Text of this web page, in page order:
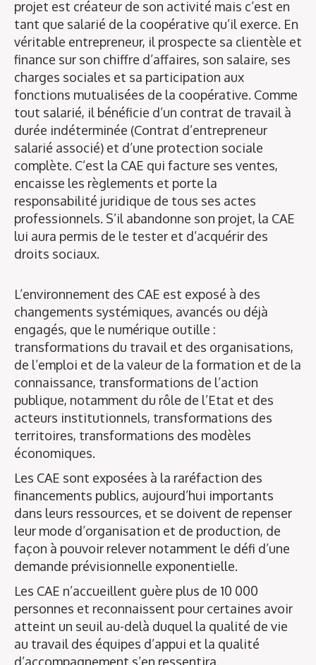
projet est créateur de son activité mais c’est en
tant que salarié de la coopérative qu’il exerce. En
véritable entrepreneur, il prospecte sa clientèle et
finance sur son chiffre d’affaires, son salaire, ses
charges sociales et sa participation aux
fonctions mutualisées de la coopérative. Comme
tout salarié, il bénéficie d’un contrat de travail à
durée indéterminée (Contrat d’entrepreneur
salarié associé) et d’une protection sociale
complète. C’est la CAE qui facture ses ventes,
encaisse les règlements et porte la
responsabilité juridique de tous ses actes
professionnels. S’il abandonne son projet, la CAE
lui aura permis de le tester et d’acquérir des
droits sociaux.
L’environnement des CAE est exposé à des
changements systémiques, avancés ou déjà
engagés, que le numérique outille :
transformations du travail et des organisations,
de l’emploi et de la valeur de la formation et de la
connaissance, transformations de l’action
publique, notamment du rôle de l’Etat et des
acteurs institutionnels, transformations des
territoires, transformations des modèles
économiques.
Les CAE sont exposées à la raréfaction des
financements publics, aujourd’hui importants
dans leurs ressources, et se doivent de repenser
leur mode d’organisation et de production, de
façon à pouvoir relever notamment le défi d’une
demande prévisionnelle exponentielle.
Les CAE n’accueillent guère plus de 10 000
personnes et reconnaissent pour certaines avoir
atteint un seuil au-delà duquel la qualité de vie
au travail des équipes d’appui et la qualité
d’accompagnement s’en ressentira.